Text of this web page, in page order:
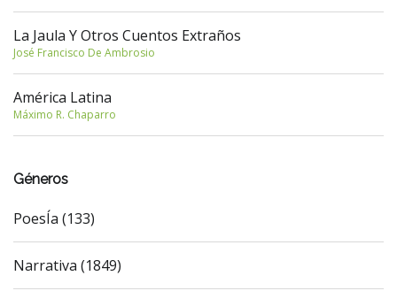
La Jaula Y Otros Cuentos Extraños
José Francisco De Ambrosio
América Latina
Máximo R. Chaparro
Géneros
PoesÍa (133)
Narrativa (1849)